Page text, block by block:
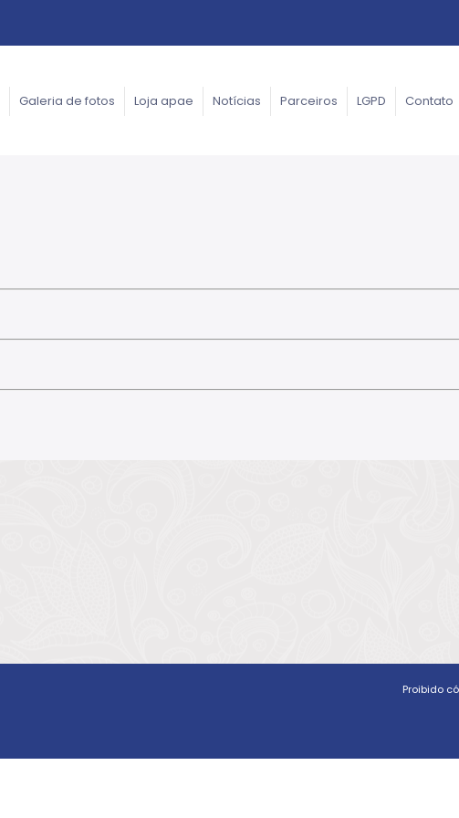
Galeria de fotos Loja apae Notícias Parceiros LGPD Contato
Proibido